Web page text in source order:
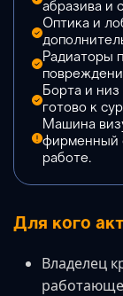
абразива и
Оптика и
Радиаторы
Борта и
готово к
Машина
фирменный
работе.
Для кого
Владелец